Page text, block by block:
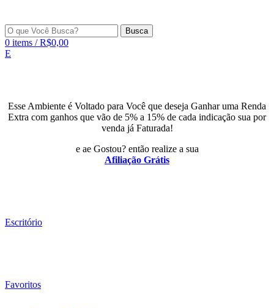
Busca
0 items / R$0,00
E
Esse Ambiente é Voltado para Você que deseja Ganhar uma Renda
Extra com ganhos que vão de 5% a 15% de cada indicação sua por
venda já Faturada!
e ae Gostou? então realize a sua
Afiliação Grátis
Escritório
Favoritos